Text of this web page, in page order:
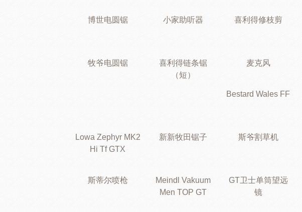
博世电圆锯 小家助听器 喜利得修枝剪
牧爷电圆锯
喜利得链条锯
（短）
麦克风
Bestard Wales FF
Lowa Zephyr MK2
Hi Tf GTX
新新牧田锯子 斯爷割草机
斯蒂尔喷枪
Meindl Vakuum
Men TOP GT
GT卫士单筒望远
镜